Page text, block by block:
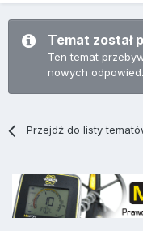
Temat został
Ten temat
nowych
Przejdź do listy